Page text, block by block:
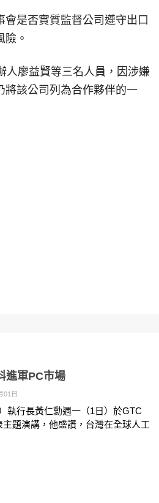
是否實質監督公司遵守出口
。
人廖益賢等三名人員，因涉嫌
將該公司列為合作夥伴的一
進軍PC市場
01日
執行長黃仁勳週一（1日）於GTC
主題演講，他盛讚，台灣在全球人工